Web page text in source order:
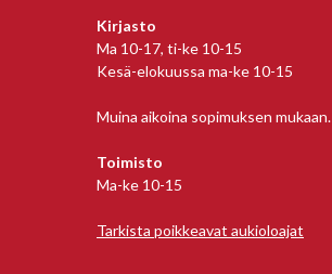
Kirjasto
Ma 10-17, ti-ke 10-15
Kesä-elokuussa ma-ke 10-15
Muina aikoina sopimuksen mukaan.
Toimisto
Ma-ke 10-15
Tarkista poikkeavat aukioloajat